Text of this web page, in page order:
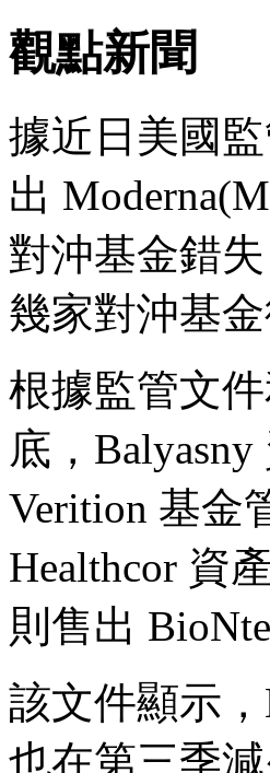
觀點新聞
據近日美國
出
對沖基金錯
幾家對沖基金
根據監管文
底，Balyasny
Verition 基金
Healthcor 資
則售出
該文件顯示
也在第三季